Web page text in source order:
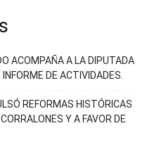
ACOMPAÑA A LA DIPUTADA
DE ACTIVIDADES.
REFORMAS HISTÓRICAS
Y A FAVOR DE